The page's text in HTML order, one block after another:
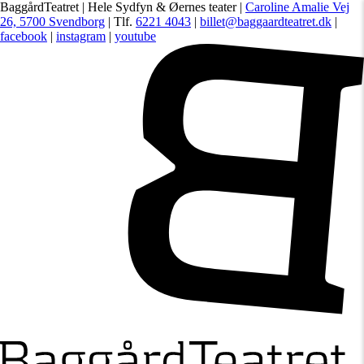
BaggårdTeatret | Hele Sydfyn & Øernes teater | Caroline Amalie Vej
26, 5700 Svendborg | Tlf. 6221 4043 | billet@baggaardteatret.dk |
facebook | instagram | youtube